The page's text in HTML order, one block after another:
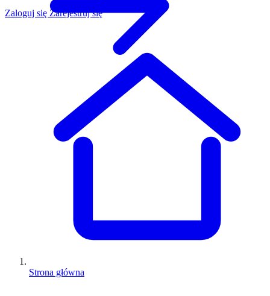
Zaloguj się Zarejestruj się
Strona główna